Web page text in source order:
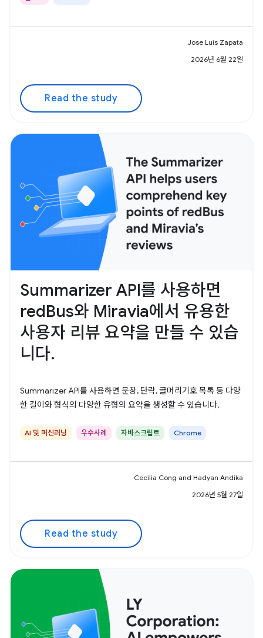
Jose Luis Zapata
2026년 6월 22일
Read the study
Summarizer API를 사용하면
redBus와 Miravia에서 유용한
사용자 리뷰 요약을 만들 수 있습
니다.
Summarizer API를 사용하면 문장, 단락, 글머리기호 목록 등 다양
한 길이와 형식의 다양한 유형의 요약을 생성할 수 있습니다.
AI 및 머신러닝 우수사례 자바스크립트 Chrome
Cecilia Cong and Hadyan Andika
2026년 5월 27일
Read the study